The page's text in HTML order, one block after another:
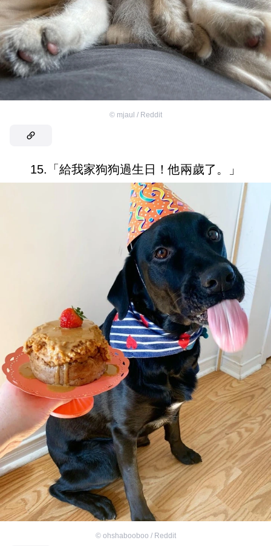
© mjaul / Reddit
15.「給我家狗狗過生日！他兩歲了。」
© ohshabooboo / Reddit